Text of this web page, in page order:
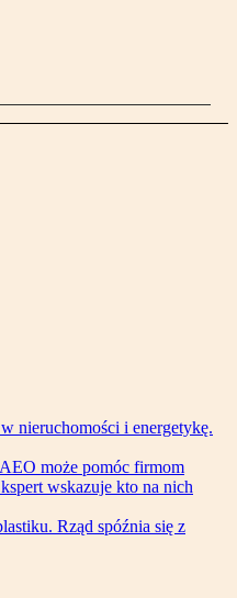
nieruchomości i energetykę.
może pomóc firmom
wskazuje kto na nich
Rząd spóźnia się z